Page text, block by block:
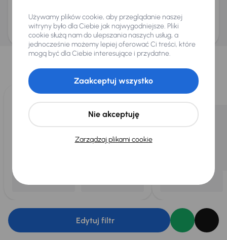
ani zagwarantowaną dostępnością pojazdu. AURES Holdings a.s., z siedzibą
Dopraváků 874/15, Čimice, 184 00 Praga 8, będzie przechowywać i przetwarzać
Twoje dane osobowe zgodnie z zasadami ochrony i przetwarzaniadanych
osobowych
Wybraliśmy dla Ciebie
Wybieramy dla Ciebienajlepsze pojazdyz naszej oferty. Kupimy
dla Ciebiedo 400 pojazdówkażdego dnia.
Edytuj filtr
Używamy plików cookie, aby przeglądanie naszej
witryny było dla Ciebie jak najwygodniejsze. Pliki
cookie służą nam do ulepszania naszych usług, a
jednocześnie możemy lepiej oferować Ci treści, które
mogą być dla Ciebie interesujące i przydatne.
Zarządzaj plikami cookie
Nie akceptuję
Zaakceptuj wszystko